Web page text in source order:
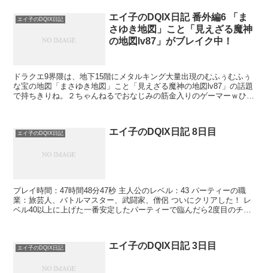
エイ子のDQIX日記
エイ子のDQIX日記 番外編6 「ま
さゆき地図」こと「見えざる魔神
の地図lv87」がブレイク中！
ドラクエ9界隈は、地下15階にメタルキング大量出現のむふぅむふぅ
な宝の地図「まさゆき地図」こと「見えざる魔神の地図lv87」の話題
で持ちきりね。２ちゃんねるでおなじみの筋金入りのゲーマーｗひろ
エイ子のDQIX日記 エイ子のDQIX日記 8日目
プレイ時間：47時間48分47秒 主人公のレベル：43 パーティーの職
業：旅芸人、バトルマスター、武闘家、僧侶 ついにクリアした！ レ
ベル40以上に上げた一番安定したパーティーで臨んだら2度目のチャ
エイ子のDQIX日記 エイ子のDQIX日記 3日目